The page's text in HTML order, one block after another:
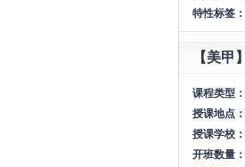
特性标签：
【美甲】
课程类型：
授课地点：
授课学校：
开班数量：